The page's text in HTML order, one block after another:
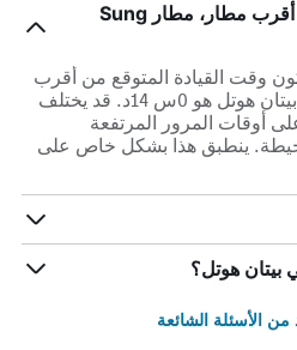
ما مدى قرب بيتان هوتل من أقرب مطار، مطار Sung
فقط، يكون وقت القيادة المتوقع من أقرب
مطار مطار Sung Shan إلى بيتان هوتل هو 0س 14د. قد يختلف
أوقات المرور المرتفعة
ينطبق هذا بشكل خاص على
بيتان هوتل؟
الأسئلة الشائعة